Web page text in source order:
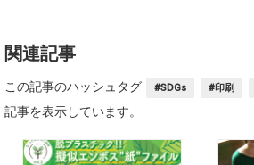
関連記事
この記事のハッシュタグ #SDGs #印刷
記事を表示しています。